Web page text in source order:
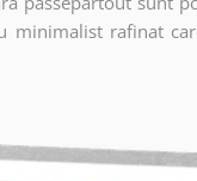
minimalist rafinat